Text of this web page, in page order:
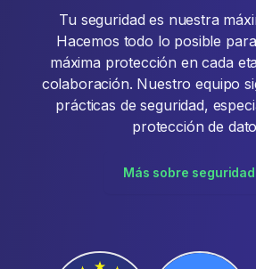
Tu seguridad es nuestra
Hacemos todo lo posible
máxima protección en cada
colaboración. Nuestro equipo
prácticas de seguridad,
protección de
Más sobre seguridad